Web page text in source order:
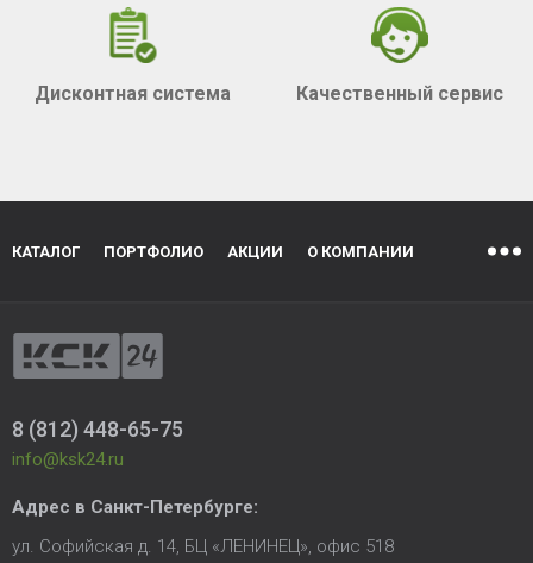
Дисконтная система Качественный сервис
КАТАЛОГ ПОРТФОЛИО АКЦИИ О КОМПАНИИ
8 (812) 448-65-75
info@ksk24.ru
Адрес в Санкт-Петербурге:
ул. Софийская д. 14, БЦ «ЛЕНИНЕЦ», офис 518